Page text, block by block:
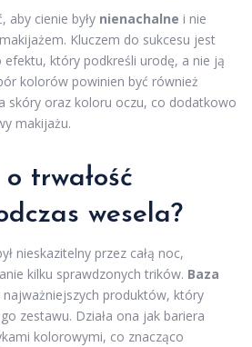
aby cienie były nienachalne i nie
Kluczem do sukcesu jest
efektu, który podkreśli urodę, a nie ją
kolorów powinien być również
skóry oraz koloru oczu, co dodatkowo
makijażu.
trwałość
wesela?
nieskazitelny przez całą noc,
kilku sprawdzonych trików. Baza
produktów, który
zestawu. Działa ona jak bariera
kolorowymi, co znacząco